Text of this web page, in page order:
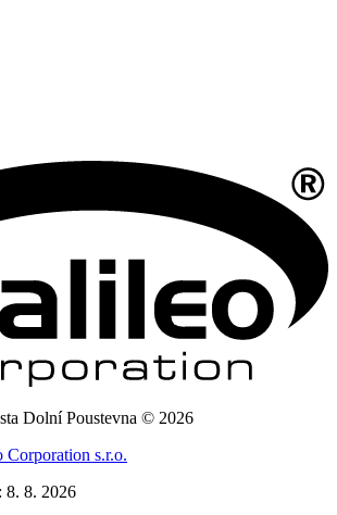
Dolní Poustevna © 2026
Corporation s.r.o.
8. 8. 2026